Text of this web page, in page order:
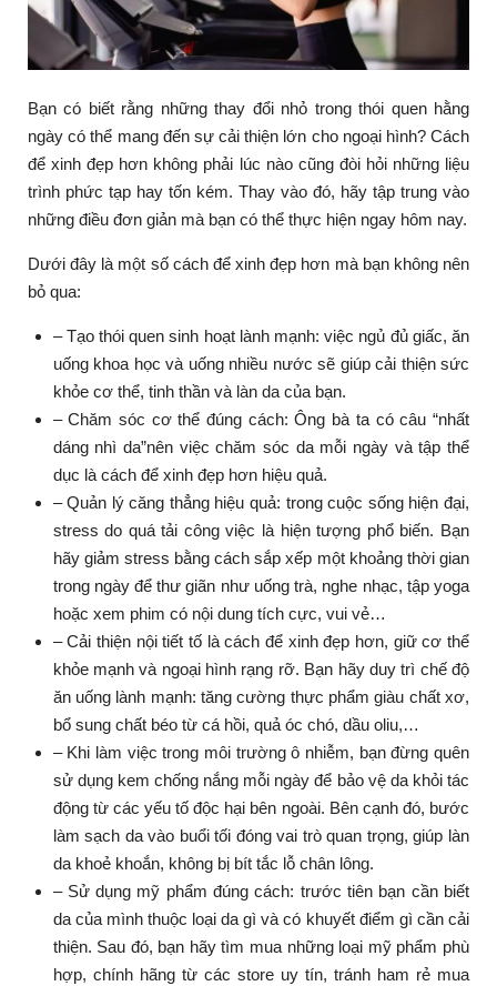
Bạn có biết rằng những thay đổi nhỏ trong thói quen hằng
ngày có thể mang đến sự cải thiện lớn cho ngoại hình? Cách
để xinh đẹp hơn không phải lúc nào cũng đòi hỏi những liệu
trình phức tạp hay tốn kém. Thay vào đó, hãy tập trung vào
những điều đơn giản mà bạn có thể thực hiện ngay hôm nay.
Dưới đây là một số cách để xinh đẹp hơn mà bạn không nên
bỏ qua:
– Tạo thói quen sinh hoạt lành mạnh: việc ngủ đủ giấc, ăn
uống khoa học và uống nhiều nước sẽ giúp cải thiện sức
khỏe cơ thể, tinh thần và làn da của bạn.
– Chăm sóc cơ thể đúng cách: Ông bà ta có câu “nhất
dáng nhì da”nên việc chăm sóc da mỗi ngày và tập thể
dục là cách để xinh đẹp hơn hiệu quả.
– Quản lý căng thẳng hiệu quả: trong cuộc sống hiện đại,
stress do quá tải công việc là hiện tượng phổ biến. Bạn
hãy giảm stress bằng cách sắp xếp một khoảng thời gian
trong ngày để thư giãn như uống trà, nghe nhạc, tập yoga
hoặc xem phim có nội dung tích cực, vui vẻ…
– Cải thiện nội tiết tố là cách để xinh đẹp hơn, giữ cơ thể
khỏe mạnh và ngoại hình rạng rỡ. Bạn hãy duy trì chế độ
ăn uống lành mạnh: tăng cường thực phẩm giàu chất xơ,
bổ sung chất béo từ cá hồi, quả óc chó, dầu oliu,…
– Khi làm việc trong môi trường ô nhiễm, bạn đừng quên
sử dụng kem chống nắng mỗi ngày để bảo vệ da khỏi tác
động từ các yếu tố độc hại bên ngoài. Bên cạnh đó, bước
làm sạch da vào buổi tối đóng vai trò quan trọng, giúp làn
da khoẻ khoắn, không bị bít tắc lỗ chân lông.
– Sử dụng mỹ phẩm đúng cách: trước tiên bạn cần biết
da của mình thuộc loại da gì và có khuyết điểm gì cần cải
thiện. Sau đó, bạn hãy tìm mua những loại mỹ phẩm phù
hợp, chính hãng từ các store uy tín, tránh ham rẻ mua